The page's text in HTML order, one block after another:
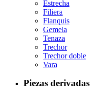
Estrecha
Filiera
Flanquis
Gemela
Tenaza
Trechor
Trechor doble
Vara
Piezas derivadas